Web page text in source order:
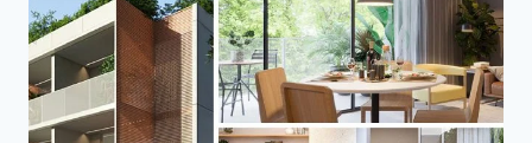
BOTAFOGO?